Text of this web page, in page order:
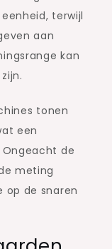
terwijl
aan
kan
tonen
een
de
meting
de snaren